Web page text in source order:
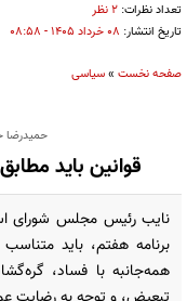
تعداد نظرات: ۲ نظر
تاریخ انتشار: ۰۸ خرداد ۱۴۰۵ - ۰۸:۵۸
صفحه نخست »سیاسی
حمیدرضا
قوانین باید
نایب رئیس مجلس شورای
برنامه هفتم، باید
همه‌جانبه با فساد،